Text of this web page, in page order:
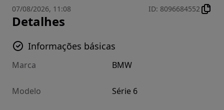
07/08/2026, 11:08 ID: 8096684552
Detalhes
Informações básicas
Marca BMW
Modelo Série 6